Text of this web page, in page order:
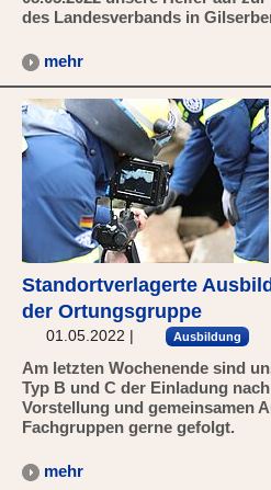
des Landesverbands in
mehr
Standortverlagerte
der Ortungsgruppe
01.05.2022 | Ausbildung
Am letzten Wochenende sind
Typ B und C der Einladung
Vorstellung und gemeinsamen
Fachgruppen gerne gefolgt.
mehr